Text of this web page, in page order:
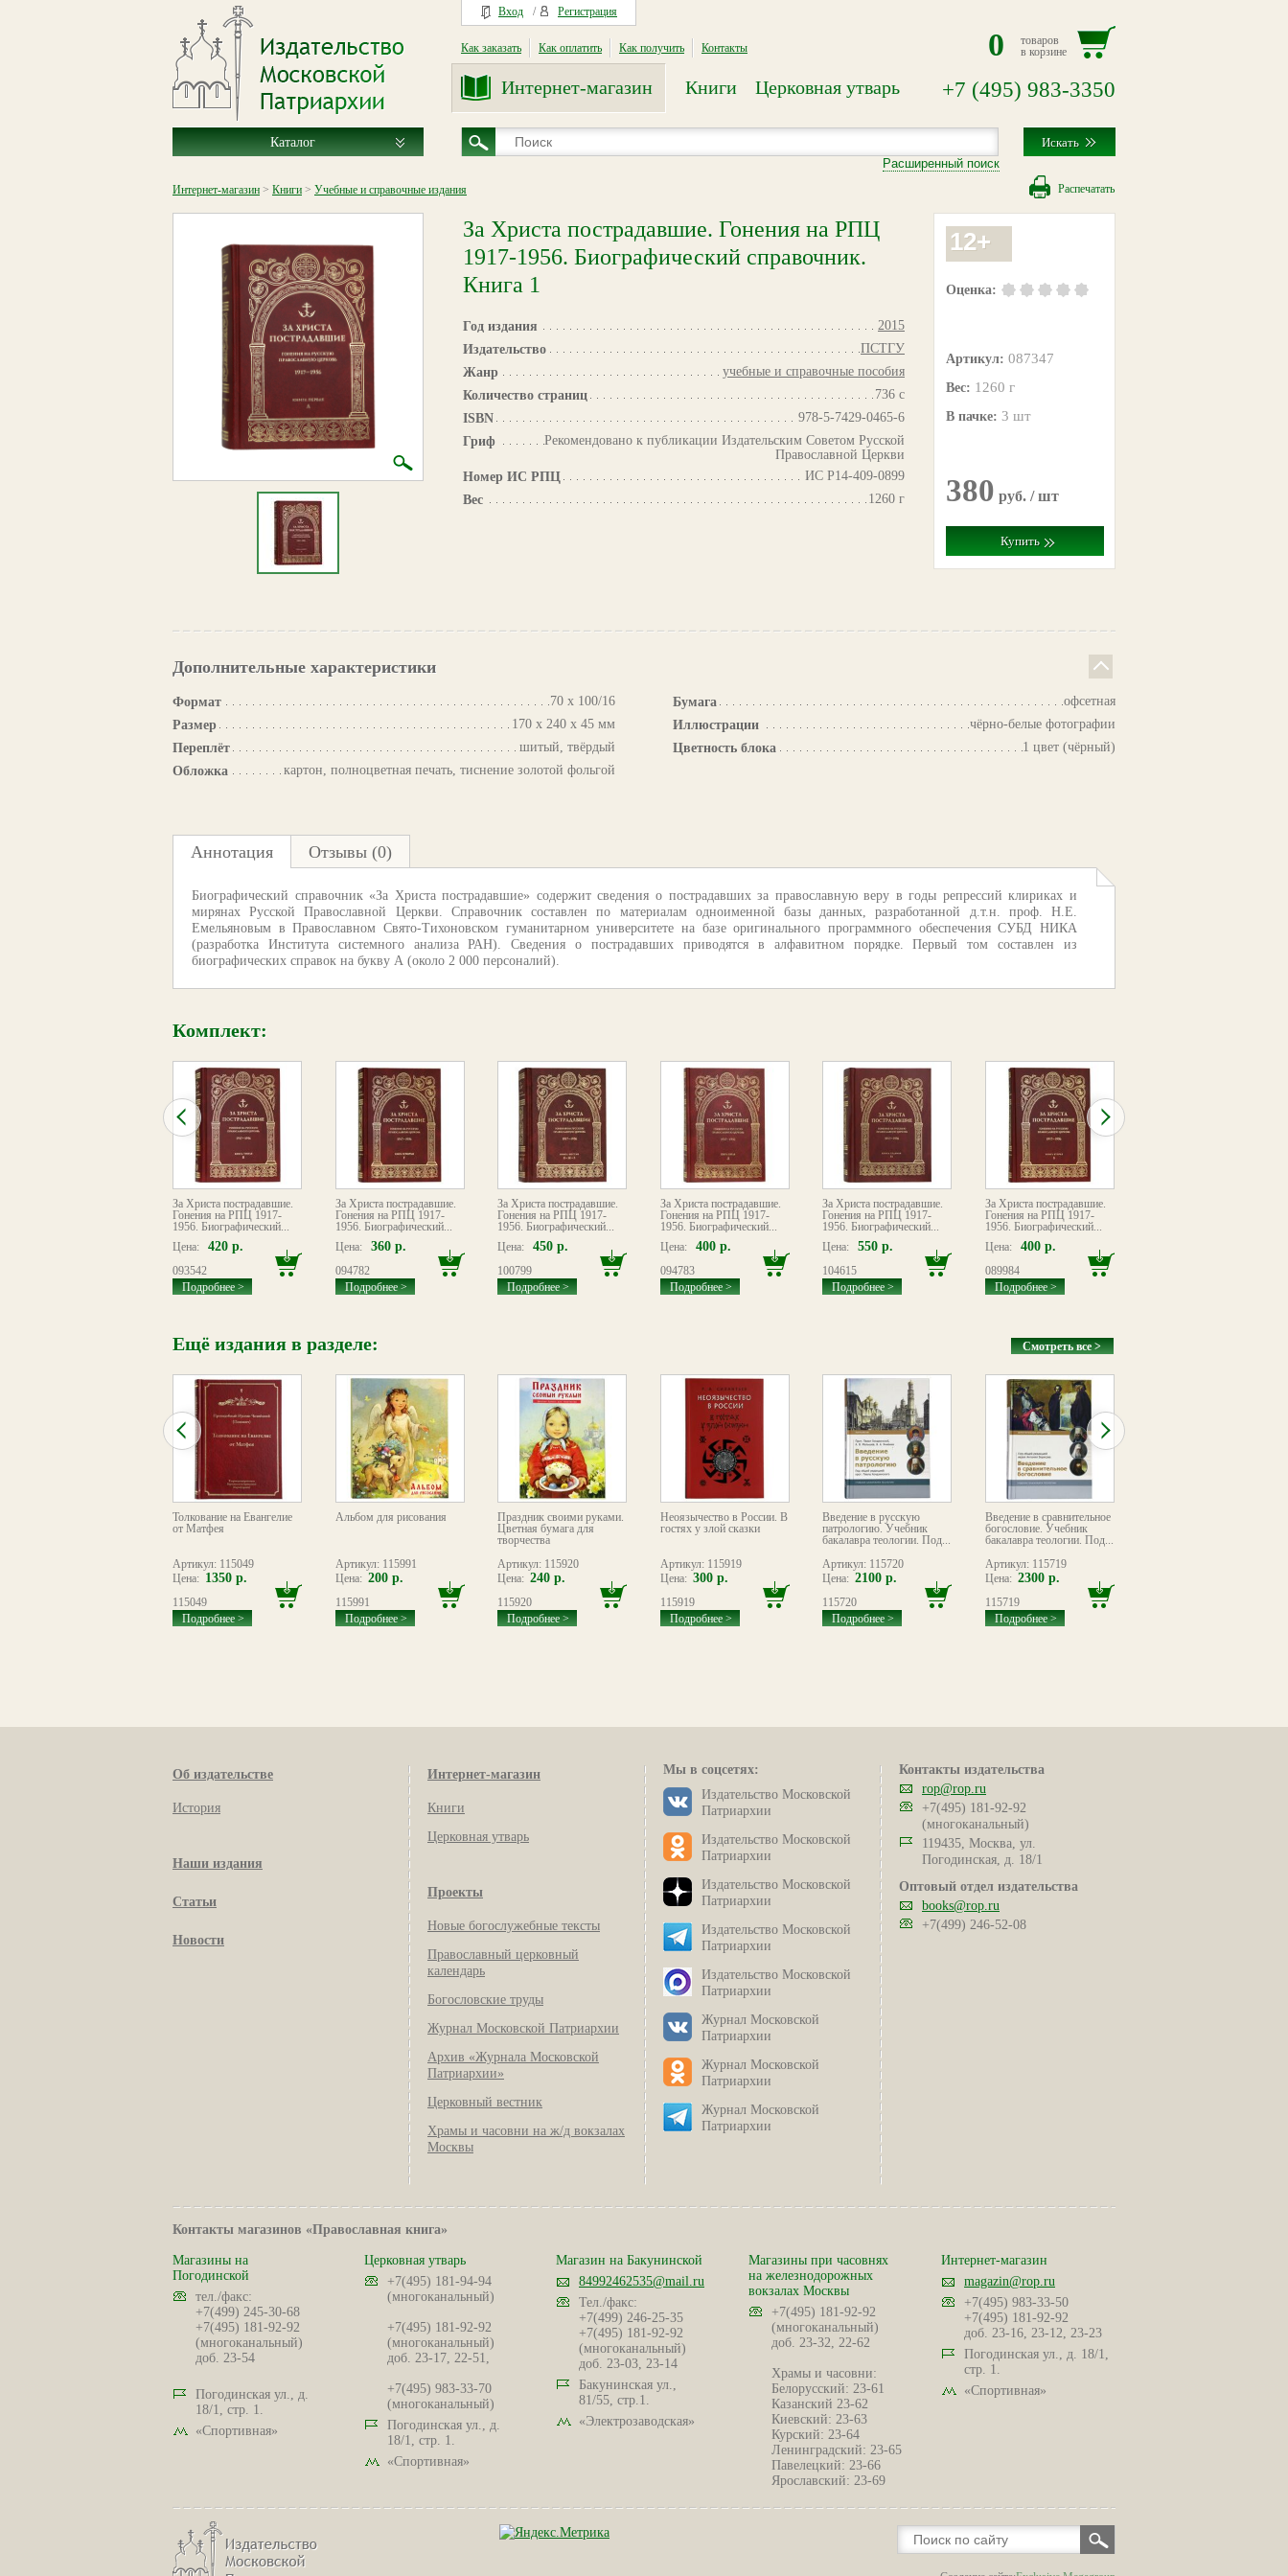
Вход / Регистрация
Как заказать Как оплатить Как получить Контакты 0
товаров
в корзине
Интернет-магазин Книги Церковная утварь +7 (495) 983-3350
Расширенный поиск
Каталог
Интернет-магазин > Книги > Учебные и справочные издания Распечатать
12+
Оценка:
Артикул: 087347
Вес: 1260 г
В пачке: 3 шт
380 руб. / шт
Купить
За Христа пострадавшие. Гонения на РПЦ
1917-1956. Биографический справочник.
Книга 1
Год издания
2015
Издательство
ПСТГУ
Жанр
учебные и справочные пособия
Количество страниц
736 с
ISBN
978-5-7429-0465-6
Гриф
Рекомендовано к публикации Издательским Советом Русской
Православной Церкви
Номер ИС РПЦ
ИС Р14-409-0899
Вес
1260 г
Дополнительные характеристики
Формат
70 х 100/16
Размер
170 х 240 х 45 мм
Переплёт
шитый, твёрдый
Обложка
картон, полноцветная печать, тиснение золотой фольгой
Бумага
офсетная
Иллюстрации
чёрно-белые фотографии
Цветность блока
1 цвет (чёрный)
Аннотация Отзывы (0)
Биографический справочник «За Христа пострадавшие» содержит сведения о пострадавших за православную веру в годы репрессий клириках и
мирянах Русской Православной Церкви. Справочник составлен по материалам одноименной базы данных, разработанной д.т.н. проф. Н.Е.
Емельяновым в Православном Свято-Тихоновском гуманитарном университете на базе оригинального программного обеспечения СУБД НИКА
(разработка Института системного анализа РАН). Сведения о пострадавших приводятся в алфавитном порядке. Первый том составлен из
биографических справок на букву А (около 2 000 персоналий).
Комплект:
За Христа пострадавшие.
Гонения на РПЦ 1917-
1956. Биографический...
Цена:
420 р.
093542
Подробнее >
За Христа пострадавшие.
Гонения на РПЦ 1917-
1956. Биографический...
Цена:
360 р.
094782
Подробнее >
За Христа пострадавшие.
Гонения на РПЦ 1917-
1956. Биографический...
Цена:
450 р.
100799
Подробнее >
За Христа пострадавшие.
Гонения на РПЦ 1917-
1956. Биографический...
Цена:
400 р.
094783
Подробнее >
За Христа пострадавшие.
Гонения на РПЦ 1917-
1956. Биографический...
Цена:
550 р.
104615
Подробнее >
За Христа пострадавшие.
Гонения на РПЦ 1917-
1956. Биографический...
Цена:
400 р.
089984
Подробнее >
Смотреть все >
Ещё издания в разделе:
Толкование на Евангелие
от Матфея
Артикул: 115049
Цена: 1350 р.
115049
Подробнее >
Альбом для рисования
Артикул: 115991
Цена: 200 р.
115991
Подробнее >
Праздник своими руками.
Цветная бумага для
творчества
Артикул: 115920
Цена: 240 р.
115920
Подробнее >
Неоязычество в России. В
гостях у злой сказки
Артикул: 115919
Цена: 300 р.
115919
Подробнее >
Введение в русскую
патрологию. Учебник
бакалавра теологии. Под...
Артикул: 115720
Цена: 2100 р.
115720
Подробнее >
Введение в сравнительное
богословие. Учебник
бакалавра теологии. Под...
Артикул: 115719
Цена: 2300 р.
115719
Подробнее >
Об издательстве
История
Наши издания
Статьи
Новости
Интернет-магазин
Книги
Церковная утварь
Проекты
Новые богослужебные тексты
Православный церковный
календарь
Богословские труды
Журнал Московской Патриархии
Архив «Журнала Московской
Патриархии»
Церковный вестник
Храмы и часовни на ж/д вокзалах
Москвы
Мы в соцсетях:
Издательство Московской
Патриархии
Издательство Московской
Патриархии
Издательство Московской
Патриархии
Издательство Московской
Патриархии
Издательство Московской
Патриархии
Журнал Московской
Патриархии
Журнал Московской
Патриархии
Журнал Московской
Патриархии
Контакты издательства
rop@rop.ru
+7(495) 181-92-92
(многоканальный)
119435, Москва, ул.
Погодинская, д. 18/1
Оптовый отдел издательства
books@rop.ru
+7(499) 246-52-08
Контакты магазинов «Православная книга»
Магазины на
Погодинской
тел./факс:
+7(499) 245-30-68
+7(495) 181-92-92
(многоканальный)
доб. 23-54
Погодинская ул., д.
18/1, стр. 1.
«Спортивная»
Церковная утварь
+7(495) 181-94-94
(многоканальный)
+7(495) 181-92-92
(многоканальный)
доб. 23-17, 22-51,
+7(495) 983-33-70
(многоканальный)
Погодинская ул., д.
18/1, стр. 1.
«Спортивная»
Магазин на Бакунинской
84992462535@mail.ru
Тел./факс:
+7(499) 246-25-35
+7(495) 181-92-92
(многоканальный)
доб. 23-03, 23-14
Бакунинская ул.,
81/55, стр.1.
«Электрозаводская»
Магазины при часовнях
на железнодорожных
вокзалах Москвы
+7(495) 181-92-92
(многоканальный)
доб. 23-32, 22-62
Храмы и часовни:
Белорусский: 23-61
Казанский 23-62
Киевский: 23-63
Курский: 23-64
Ленинградский: 23-65
Павелецкий: 23-66
Ярославский: 23-69
Интернет-магазин
magazin@rop.ru
+7(495) 983-33-50
+7(495) 181-92-92
доб. 23-16, 23-12, 23-23
Погодинская ул., д. 18/1,
стр. 1.
«Спортивная»